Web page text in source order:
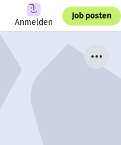
Anmelden
Job posten